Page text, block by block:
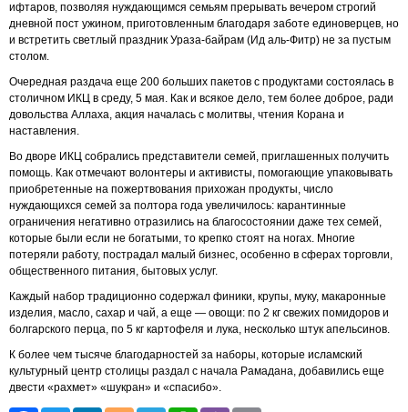
ифтаров, позволяя нуждающимся семьям прерывать вечером строгий
дневной пост ужином, приготовленным благодаря заботе единоверцев, но
и встретить светлый праздник Ураза-байрам (Ид аль-Фитр) не за пустым
столом.
Очередная раздача еще 200 больших пакетов с продуктами состоялась в
столичном ИКЦ в среду, 5 мая. Как и всякое дело, тем более доброе, ради
довольства Аллаха, акция началась с молитвы, чтения Корана и
наставления.
Во дворе ИКЦ собрались представители семей, приглашенных получить
помощь. Как отмечают волонтеры и активисты, помогающие упаковывать
приобретенные на пожертвования прихожан продукты, число
нуждающихся семей за полтора года увеличилось: карантинные
ограничения негативно отразились на благосостоянии даже тех семей,
которые были если не богатыми, то крепко стоят на ногах. Многие
потеряли работу, пострадал малый бизнес, особенно в сферах торговли,
общественного питания, бытовых услуг.
Каждый набор традиционно содержал финики, крупы, муку, макаронные
изделия, масло, сахар и чай, а еще — овощи: по 2 кг свежих помидоров и
болгарского перца, по 5 кг картофеля и лука, несколько штук апельсинов.
К более чем тысяче благодарностей за наборы, которые исламский
культурный центр столицы раздал с начала Рамадана, добавились еще
двести «рахмет» «шукран» и «спасибо».